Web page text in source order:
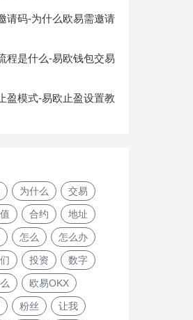
请码-为什么欧易需邀请
程是什么-易欧钱包交易
盈模式-易欧止盈设置教
为什么 交易
合约 地址
怎么 怎么办
投资 数字
欧易OKX
粉丝 让我